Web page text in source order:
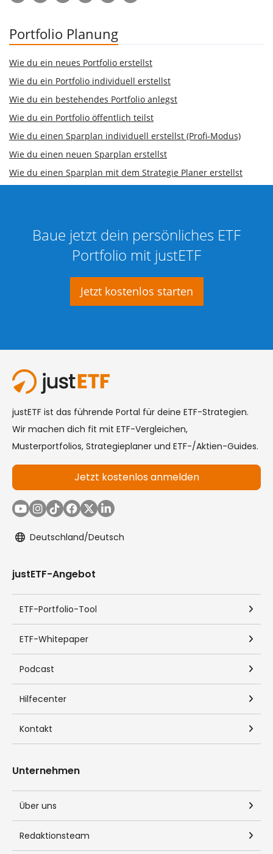
Portfolio Planung
Wie du ein neues Portfolio erstellst
Wie du ein Portfolio individuell erstellst
Wie du ein bestehendes Portfolio anlegst
Wie du ein Portfolio öffentlich teilst
Wie du einen Sparplan individuell erstellst (Profi-Modus)
Wie du einen neuen Sparplan erstellst
Wie du einen Sparplan mit dem Strategie Planer erstellst
Baue jetzt dein persönliches ETF
Portfolio mit justETF
Jetzt kostenlos starten